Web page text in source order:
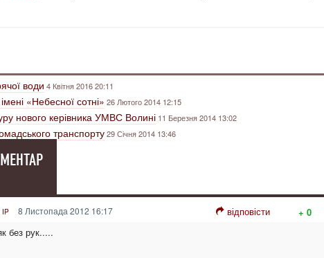
води 4 Квітня 2016 20:11
«Небесної сотні» 26 Лютого 2014 12:15
нового керівника УМВС Волині 11 Березня 2014 13:02
транспорту29 Січня 2014 13:46
IP 8 Листопада 2012 16:17 відповісти + 0
без рук.....